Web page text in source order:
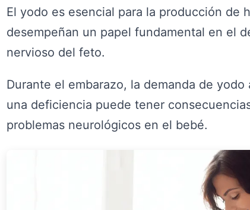
El yodo es esencial para la producción de
desempeñan un papel fundamental en el
nervioso del feto.
Durante el embarazo, la demanda de
una deficiencia puede tener
problemas neurológicos en el bebé.